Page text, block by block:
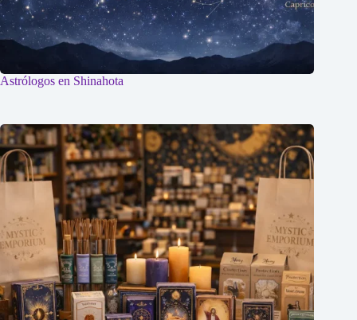
Astrólogos en Shinahota